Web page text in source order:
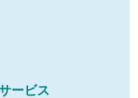
ービス